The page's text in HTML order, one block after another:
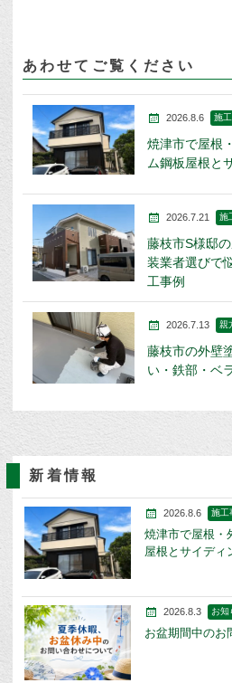
あわせてご覧ください
2026.8.6 施
焼津市で屋根
ム鋼板屋根と
2026.7.21 施
藤枝市S様邸
装業者選びで
工事例
2026.7.13 親
藤枝市の外壁
い・鉄部・ベ
新着情報
2026.8.6 施工
焼津市で屋根・
屋根とサイディ
2026.8.3 お知
お盆期間中のお